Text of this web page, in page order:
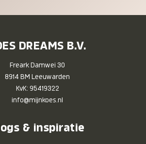
DREAMS B.V.
Freark Damwei 30
8914 BM Leeuwarden
KvK: 95419322
info@mijnkoes.nl
& inspiratie